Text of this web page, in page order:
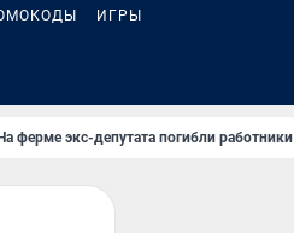
ИГРЫ
ферме экс-депутата погибли работники